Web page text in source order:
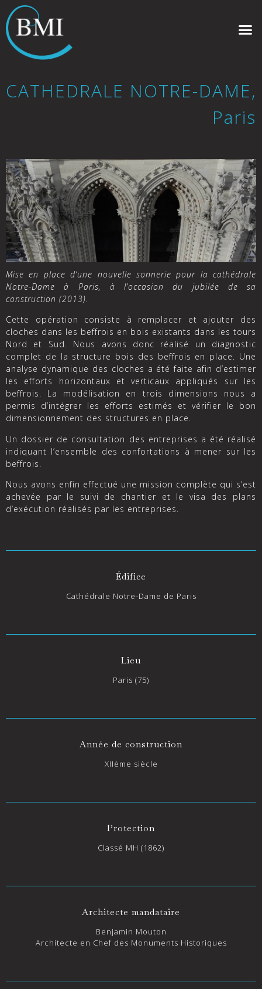
CATHEDRALE NOTRE-DAME,
Paris
Mise en place d’une nouvelle sonnerie pour la cathédrale
Notre-Dame à Paris, à l’occasion du jubilée de sa
construction (2013).
Cette opération consiste à remplacer et ajouter des
cloches dans les beffrois en bois existants dans les tours
Nord et Sud. Nous avons donc réalisé un diagnostic
complet de la structure bois des beffrois en place. Une
analyse dynamique des cloches a été faite afin d’estimer
les efforts horizontaux et verticaux appliqués sur les
beffrois. La modélisation en trois dimensions nous a
permis d’intégrer les efforts estimés et vérifier le bon
dimensionnement des structures en place.
Un dossier de consultation des entreprises a été réalisé
indiquant l’ensemble des confortations à mener sur les
beffrois.
Nous avons enfin effectué une mission complète qui s’est
achevée par le suivi de chantier et le visa des plans
d’exécution réalisés par les entreprises.
Édifice
Cathédrale Notre-Dame de Paris
Lieu
Paris (75)
Année de construction
XIIème siècle
Protection
Classé MH (1862)
Architecte mandataire
Benjamin Mouton
Architecte en Chef des Monuments Historiques